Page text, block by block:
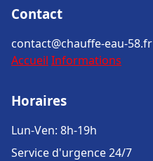
Contact
contact@chauffe-eau-58.fr
Accueil Informations
Horaires
Lun-Ven: 8h-19h
Service d'urgence 24/7